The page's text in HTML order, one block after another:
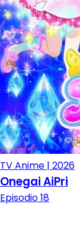
TV Anime | 2026
Onegai AiPri
Episodio 18